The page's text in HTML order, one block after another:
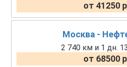
от 41250
Москва -
2 740 км и 1 дн.
от 68500